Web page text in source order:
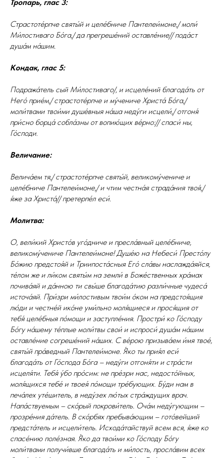
Тропарь, глас 3:
Стpастоте́pпче святы́й и целе́бниче Пантелеи́моне,/ моли́
Ми́лостиваго Бо́га,/ да пpегpеше́ний оставле́ние// пода́ст
душа́м на́шим.
Кондак, глас 5:
Подража́тель сый Ми́лостиваго/, и исцеле́ний благода́ть от
Него́ прие́м,/ страстоте́рпче и му́чениче Христа́ Бо́га,/
моли́твами твои́ми душе́вныя на́ша неду́ги исцели́,/ отгоня́
при́сно борца́ собла́зны от вопию́щих ве́рно:// спаси́ ны,
Го́споди.
Величание:
Велича́ем тя,/ страстоте́рпче святы́й, великому́чениче и
целе́бниче Пантелеи́моне,/ и чтим честна́я страда́ния твоя́,/
я́же за Христа́// претерпе́л еси́.
Молитва:
О, вели́кий Христо́в уго́дниче и пресла́вный целе́бниче,
великому́чениче Пантелеи́моне! Душе́ю на Небеси́ Престо́лу
Бо́жию предстоя́й и Триипоста́сныя Его́ сла́вы наслажда́яйся,
те́лом же и ли́ком святы́м на земли́ в Боже́ственных хра́мах
почива́яй и да́нною ти свы́ше благода́тию разли́чные чудеса́
источа́яй. При́зри ми́лостивым твои́м о́ком на предстоя́щия
лю́ди и честне́й ико́не уми́льно моля́щиеся и прося́щия от
тебя́ целе́бныя по́мощи и заступле́ния. Простри́ ко Го́споду
Бо́гу на́шему те́плые моли́твы свои́ и испроси́ душа́м на́шим
оставле́ние согреше́ний на́ших. С ве́рою призыва́ем и́мя твое́,
святы́й пра́ведный Пантелеи́моне. Я́ко ты прия́л еси́
благода́ть от Го́спода Бо́га – неду́ги отгоня́ти и стра́сти
исцеля́ти. Тебя́ у́бо про́сим: не пре́зри нас, недосто́йных,
моля́щихся тебе́ и твоея́ по́мощи тре́бующих. Бу́ди нам в
печа́лех уте́шитель, в неду́зех лю́тых стра́ждущих врач.
Напа́ствуемым – ско́рый покрови́тель. Оча́м неду́гующим –
прозре́ния да́тель. В ско́рбях пребыва́ющим – гото́вейший
предста́тель и исцели́тель. Исхода́тайствуй всем вся, я́же ко
спасе́нию поле́зная. Я́ко да твои́ми ко Го́споду Бо́гу
моли́твами получи́вше благода́ть и ми́лость, просла́вим всех